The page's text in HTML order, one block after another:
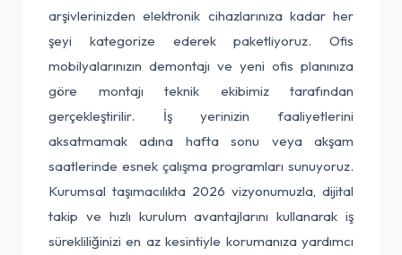
arşivlerinizden elektronik cihazlarınıza kadar her
şeyi kategorize ederek paketliyoruz. Ofis
mobilyalarınızın demontajı ve yeni ofis planınıza
göre montajı teknik ekibimiz tarafından
gerçekleştirilir. İş yerinizin faaliyetlerini
aksatmamak adına hafta sonu veya akşam
saatlerinde esnek çalışma programları sunuyoruz.
Kurumsal taşımacılıkta 2026 vizyonumuzla, dijital
takip ve hızlı kurulum avantajlarını kullanarak iş
sürekliliğinizi en az kesintiyle korumanıza yardımcı